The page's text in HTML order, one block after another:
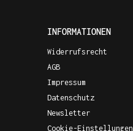
INFORMATIONEN
Widerrufsrecht
AGB
Impressum
Datenschutz
Newsletter
Cookie-Einstellungen